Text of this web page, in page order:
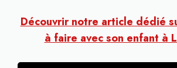
Découvrir notre article dédié
à faire avec son enfant à